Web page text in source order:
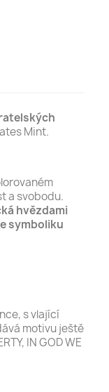
Mint.
a svobodu.
hvězdami
symboliku
s vlající
motivu ještě
IN GOD WE